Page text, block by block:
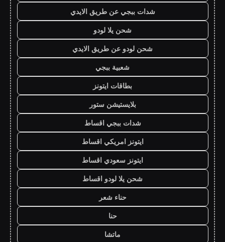
شدات ببجي عن طريق الايدي
شحن يلا لودو
شحن لودو عن طريق الايدي
شعبية ببجي
بطاقات ايتونز
بلايستيشن ستور
شدات ببجي اقساط
ايتونز امريكي اقساط
ايتونز سعودي اقساط
شحن يلا لودو اقساط
حناء شعر
حنا
ماتشا